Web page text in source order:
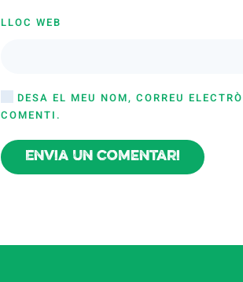
LLOC WEB
DESA EL MEU NOM, CORREU
COMENTI.
Envia un comentari